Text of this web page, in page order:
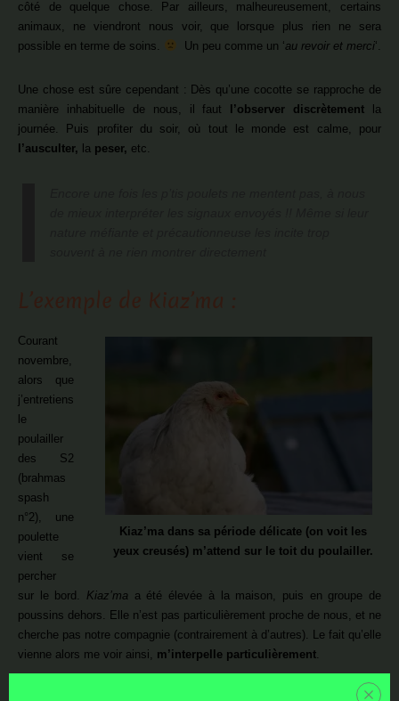
côté de quelque chose. Par ailleurs, malheureusement, certains
animaux, ne viendront nous voir, que lorsque plus rien ne sera
possible en terme de soins.
Un peu comme un ‘au revoir et merci‘.
Une chose est sûre cependant : Dès qu’une cocotte se rapproche de
manière inhabituelle de nous, il faut l’observer discrètement la
journée. Puis profiter du soir, où tout le monde est calme, pour
l’ausculter, la peser, etc.
Kiaz’ma dans sa période délicate (on voit les
yeux creusés) m’attend sur le toit du poulailler.
Courant
novembre,
alors que
j’entretiens
le
poulailler
des S2
(brahmas
spash
n°2), une
poulette
vient se
percher
sur le bord. Kiaz’ma a été élevée à la maison, puis en groupe de
poussins dehors. Elle n’est pas particulièrement proche de nous, et ne
cherche pas notre compagnie (contrairement à d’autres). Le fait qu’elle
vienne alors me voir ainsi, m’interpelle particulièrement
J’entame la surveillance, qui ne m’apporte aucun autre élément, si ce